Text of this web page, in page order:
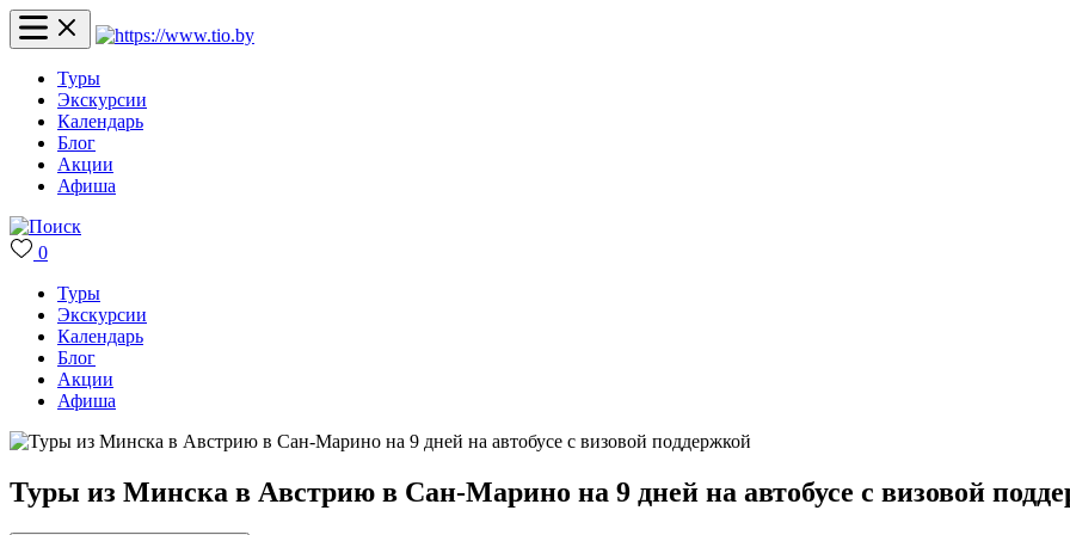
Туры
Экскурсии
Календарь
Блог
Акции
Афиша
0
Туры
Экскурсии
Календарь
Блог
Акции
Афиша
Туры из Минска в Австрию в Сан-Марино на 9 дней на автобусе с визовой